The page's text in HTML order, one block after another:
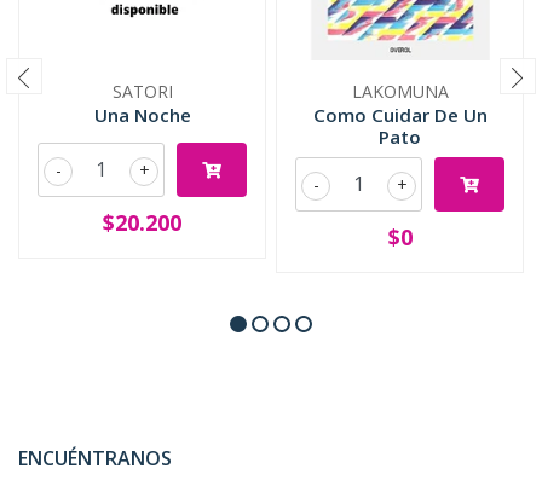
SATORI
Una Noche
+
-
$20.200
LAKOMUNA
Como Cuidar De Un
Pato
+
-
$0
ENCUÉNTRANOS